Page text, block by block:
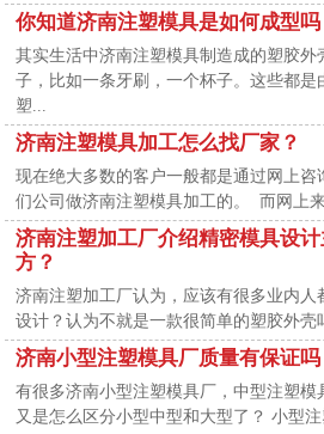
你知道济南注塑模具是如何成型吗
其实生活中济南注塑模具制造成的塑胶外
子，比如一条牙刷，一个杯子。这些都是
塑...
济南注塑模具加工怎么找厂家？
现在绝大多数的客户一般都是通过网上
们公司做济南注塑模具加工的。 而网上
济南注塑加工厂介绍精密模具设
方？
济南注塑加工厂认为，应该有很多业内
设计？认为不就是一款很简单的塑胶外壳
济南小型注塑模具厂质量有保证吗
有很多济南小型注塑模具厂，中型注塑模
又是怎么区分小型中型和大型了？ 小型注